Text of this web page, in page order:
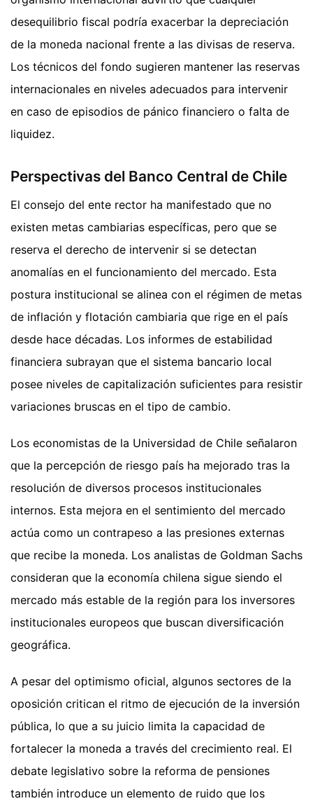
desequilibrio fiscal podría exacerbar la depreciación
de la moneda nacional frente a las divisas de reserva.
Los técnicos del fondo sugieren mantener las reservas
internacionales en niveles adecuados para intervenir
en caso de episodios de pánico financiero o falta de
liquidez.
Perspectivas del Banco Central de Chile
El consejo del ente rector ha manifestado que no
existen metas cambiarias específicas, pero que se
reserva el derecho de intervenir si se detectan
anomalías en el funcionamiento del mercado. Esta
postura institucional se alinea con el régimen de metas
de inflación y flotación cambiaria que rige en el país
desde hace décadas. Los informes de estabilidad
financiera subrayan que el sistema bancario local
posee niveles de capitalización suficientes para resistir
variaciones bruscas en el tipo de cambio.
Los economistas de la Universidad de Chile señalaron
que la percepción de riesgo país ha mejorado tras la
resolución de diversos procesos institucionales
internos. Esta mejora en el sentimiento del mercado
actúa como un contrapeso a las presiones externas
que recibe la moneda. Los analistas de Goldman Sachs
consideran que la economía chilena sigue siendo el
mercado más estable de la región para los inversores
institucionales europeos que buscan diversificación
geográfica.
A pesar del optimismo oficial, algunos sectores de la
oposición critican el ritmo de ejecución de la inversión
pública, lo que a su juicio limita la capacidad de
fortalecer la moneda a través del crecimiento real. El
debate legislativo sobre la reforma de pensiones
también introduce un elemento de ruido que los